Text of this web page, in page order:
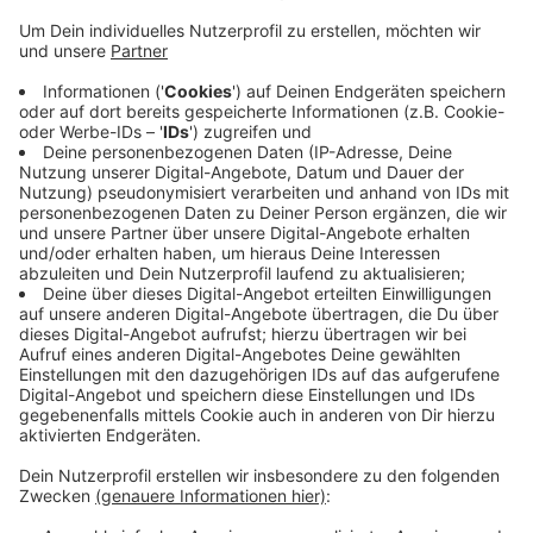
Anzeige
Der Anbieter "Deutsche Glasfaser" bestätigt die
Störung auf Nachfrage. Die Techniker arbeiten mit
Hochdruck daran herauszufinden wo genau das
Problem liegt - bisher ohne Erfolg. Viele Kunden sind
verärgert, wie zum Beispiel RKK Hörerin Barbara - denn
schon am vergangenen Wochenende hatte es in der
Stadt einen größeren Internetausfall gegeben.
Anzeige